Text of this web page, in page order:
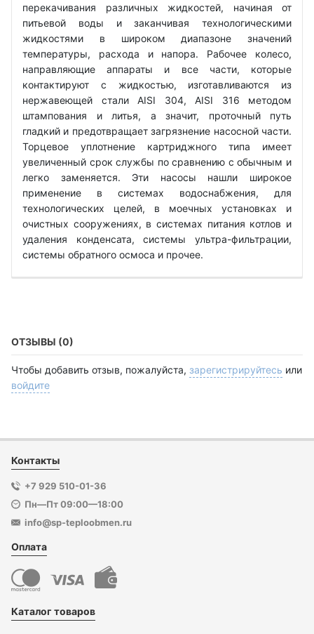
перекачивания различных жидкостей, начиная от
питьевой воды и заканчивая технологическими
жидкостями в широком диапазоне значений
температуры, расхода и напора. Рабочее колесо,
направляющие аппараты и все части, которые
контактируют с жидкостью, изготавливаются из
нержавеющей стали AISI 304, AISI 316 методом
штампования и литья, а значит, проточный путь
гладкий и предотвращает загрязнение насосной части.
Торцевое уплотнение картриджного типа имеет
увеличенный срок службы по сравнению с обычным и
легко заменяется. Эти насосы нашли широкое
применение в системах водоснабжения, для
технологических целей, в моечных установках и
очистных сооружениях, в системах питания котлов и
удаления конденсата, системы ультра-фильтрации,
системы обратного осмоса и прочее.
ОТЗЫВЫ (0)
Чтобы добавить отзыв, пожалуйста, зарегистрируйтесь или
войдите
Контакты
+7 929 510-01-36
Пн—Пт 09:00—18:00
info@sp-teploobmen.ru
Оплата
Каталог товаров